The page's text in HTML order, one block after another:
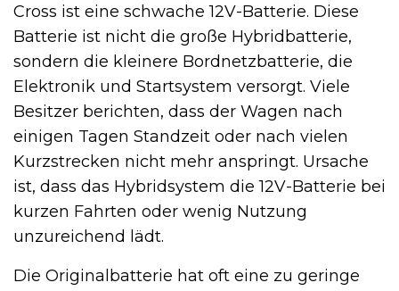
Cross ist eine schwache 12V-Batterie. Diese
Batterie ist nicht die große Hybridbatterie,
sondern die kleinere Bordnetzbatterie, die
Elektronik und Startsystem versorgt. Viele
Besitzer berichten, dass der Wagen nach
einigen Tagen Standzeit oder nach vielen
Kurzstrecken nicht mehr anspringt. Ursache
ist, dass das Hybridsystem die 12V-Batterie bei
kurzen Fahrten oder wenig Nutzung
unzureichend lädt.
Die Originalbatterie hat oft eine zu geringe